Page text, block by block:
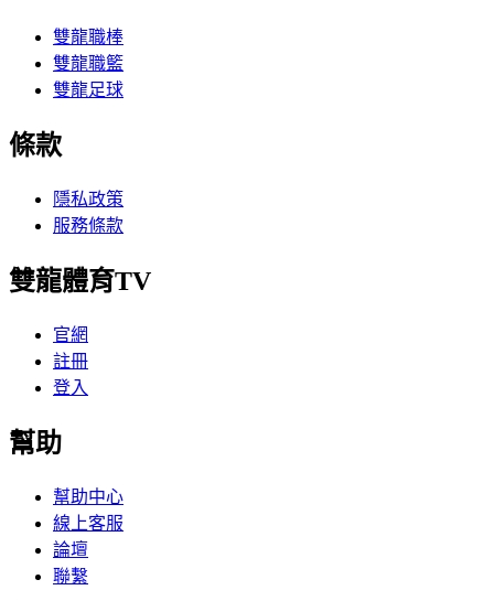
雙龍職棒
雙龍職籃
雙龍足球
條款
隱私政策
服務條款
雙龍體育TV
官網
註冊
登入
幫助
幫助中心
線上客服
論壇
聯繫